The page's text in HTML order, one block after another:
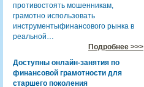
противостоять мошенникам,
грамотно использовать
инструментыфинансового рынка в
реальной…
Подробнее >>>
Доступны онлайн-занятия по
финансовой грамотности для
старшего поколения